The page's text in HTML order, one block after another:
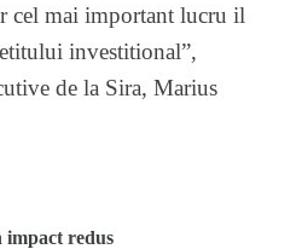
cel mai important lucru il
investitional”,
de la Sira, Marius
impact redus